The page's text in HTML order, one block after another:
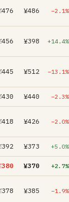
¥476 ¥486 −2.1%
¥456 ¥398 +14.4%
¥445 ¥512 −13.1%
¥430 ¥440 −2.3%
¥418 ¥426 −2.0%
¥392 ¥373 +5.0%
¥380 ¥370 +2.7%
¥378 ¥385 −1.9%